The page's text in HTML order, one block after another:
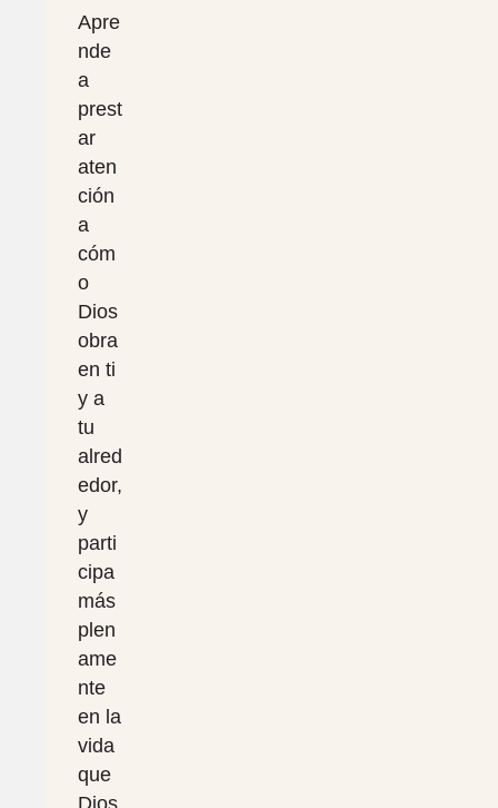
Apre
nde
a
prest
ar
aten
ción
a
cóm
o
Dios
obra
en ti
y a
tu
alred
edor,
y
parti
cipa
más
plen
ame
nte
en la
vida
que